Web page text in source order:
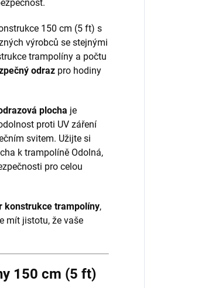
150 cm (5 ft) s
výrobců se stejnými
trampolíny a počtu
odraz pro hodiny
plocha je
proti UV záření
svitem. Užijte si
k trampolíně Odolná,
pro celou
konstrukce trampolíny,
mít jistotu, že vaše
150 cm (5 ft)